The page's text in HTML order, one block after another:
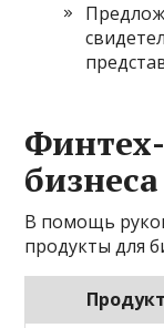
бизнеса
В помощь
продукты для
Продукт